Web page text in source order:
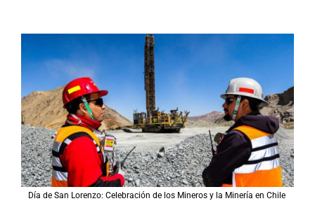
Día de San Lorenzo: Celebración de los Mineros y la Minería en Chile